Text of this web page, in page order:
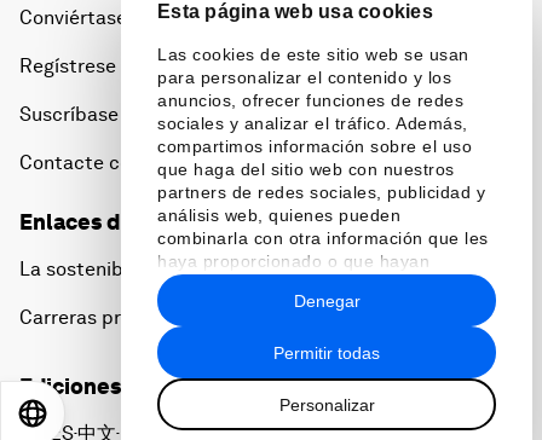
Esta página web usa cookies
Las cookies de este sitio web se usan
para personalizar el contenido y los
anuncios, ofrecer funciones de redes
sociales y analizar el tráfico. Además,
compartimos información sobre el uso
que haga del sitio web con nuestros
partners de redes sociales, publicidad y
análisis web, quienes pueden
combinarla con otra información que les
haya proporcionado o que hayan
recopilado a partir del uso que haya
hecho de sus servicios.
Permitir todas
Personalizar
Denegar
Conviértase en miembro
Regístrese para recibir nuestras notas de prensa
Suscríbase a nuestros boletines
Contacte con nosotros
Enlaces directos
La sostenibilidad en el Foro
Carreras profesionales
Ediciones en otros idiomas
EN ES▪中文▪ 日本語